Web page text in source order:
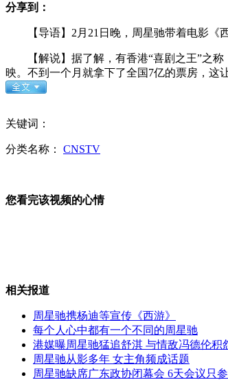
小伙醉驾被导航仪带上铁轨
传邓鸣贺患白血病 家人辟谣
网友微博晒孩子照片引来人贩子
女孩北京地铁殴打老人 痛下狠手拳打脚踢
无痛分娩是否安全 医生回应
分享到：
【导语】2月21日晚，周星驰带着电影《西
【解说】据了解，有香港“喜剧之王”之称
映。不到一个月就拿下了全国7亿的票房，这
关键词：
分类名称： CNSTV
您看完该视频的心情
相关报道
周星驰携杨迪等宣传《西游》
每个人心中都有一个不同的周星驰
港媒曝周星驰猛追舒淇 与情敌冯德伦积
周星驰从影多年 女主角频成话题
周星驰缺席广东政协闭幕会 6天会议只